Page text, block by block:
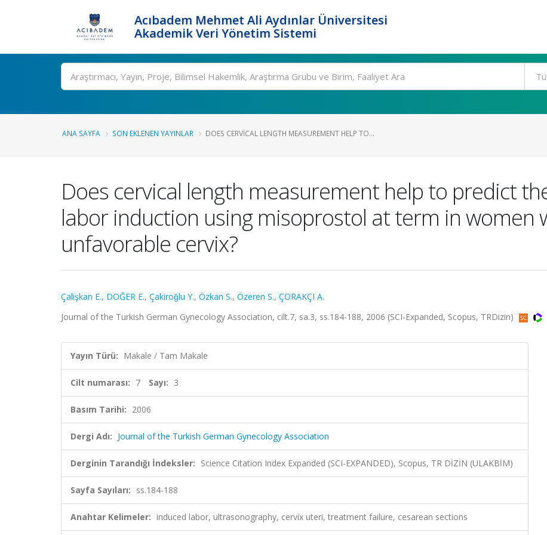
Acıbadem Mehmet Ali Aydınlar Üniversitesi
Akademik Veri Yönetim Sistemi
Ara
ANA SAYFA SON EKLENEN YAYINLAR DOES CERVICAL LENGTH MEASUREMENT HELP TO...
Does cervical length measurement help to predict
labor induction using misoprostol at term in women
unfavorable cervix?
Çalişkan E., DOĞER E., Çakiroǧlu Y., Özkan S., Özeren S., ÇORAKÇI A.
Journal of the Turkish German Gynecology Association, cilt.7, sa.3, ss.184-188, 2006 (SCI-Expanded, Scopus, TRDizin)
Yayın Türü: Makale / Tam Makale
Cilt numarası: 7 Sayı: 3
Basım Tarihi: 2006
Dergi Adı: Journal of the Turkish German Gynecology Association
Derginin Tarandığı İndeksler: Science Citation Index Expanded (SCI-EXPANDED), Scopus, TR DİZİN (ULAKBİM)
Sayfa Sayıları: ss.184-188
Anahtar Kelimeler: induced labor, ultrasonography, cervix uteri, treatment failure, cesarean sections